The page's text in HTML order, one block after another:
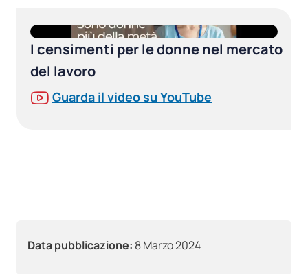
Data pubblicazione: 8 Marzo 2024
I censimenti per le donne nel mercato
del lavoro
Guarda il video su YouTube